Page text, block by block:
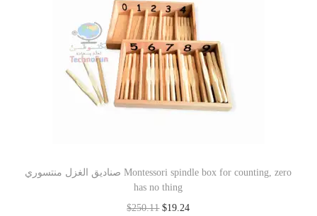
صناديق الغزل منتسوري Montessori spindle box for counting, zero
has no thing
$250.11 $19.24